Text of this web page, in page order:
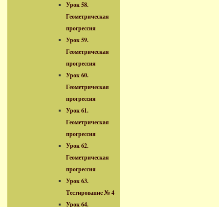
Урок 58.
Геометрическая
прогрессия
Урок 59.
Геометрическая
прогрессия
Урок 60.
Геометрическая
прогрессия
Урок 61.
Геометрическая
прогрессия
Урок 62.
Геометрическая
прогрессия
Урок 63.
Тестирование № 4
Урок 64.